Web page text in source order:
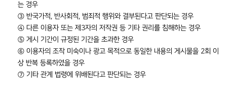
는 경우
③ 반국가적, 반사회적, 범죄적 행위와 결부된다고 판단되는 경우
④ 다른 이용자 또는 제3자의 저작권 등 기타 권리를 침해하는 경우
⑤ 게시 기간이 규정된 기간을 초과한 경우
⑥ 이용자의 조작 미숙이나 광고 목적으로 동일한 내용의 게시물을 2회 이
상 반복 등록하였을 경우
⑦ 기타 관계 법령에 위배된다고 판단되는 경우